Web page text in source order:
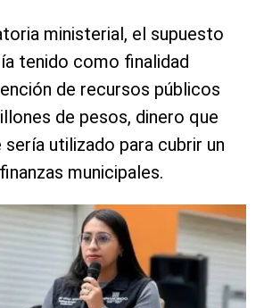
ministerial, el supuesto
tenido como finalidad
de recursos públicos
de pesos, dinero que
utilizado para cubrir un
municipales.